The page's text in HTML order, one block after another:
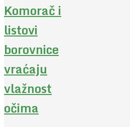
Komorač i
listovi
borovnice
vraćaju
vlažnost
očima